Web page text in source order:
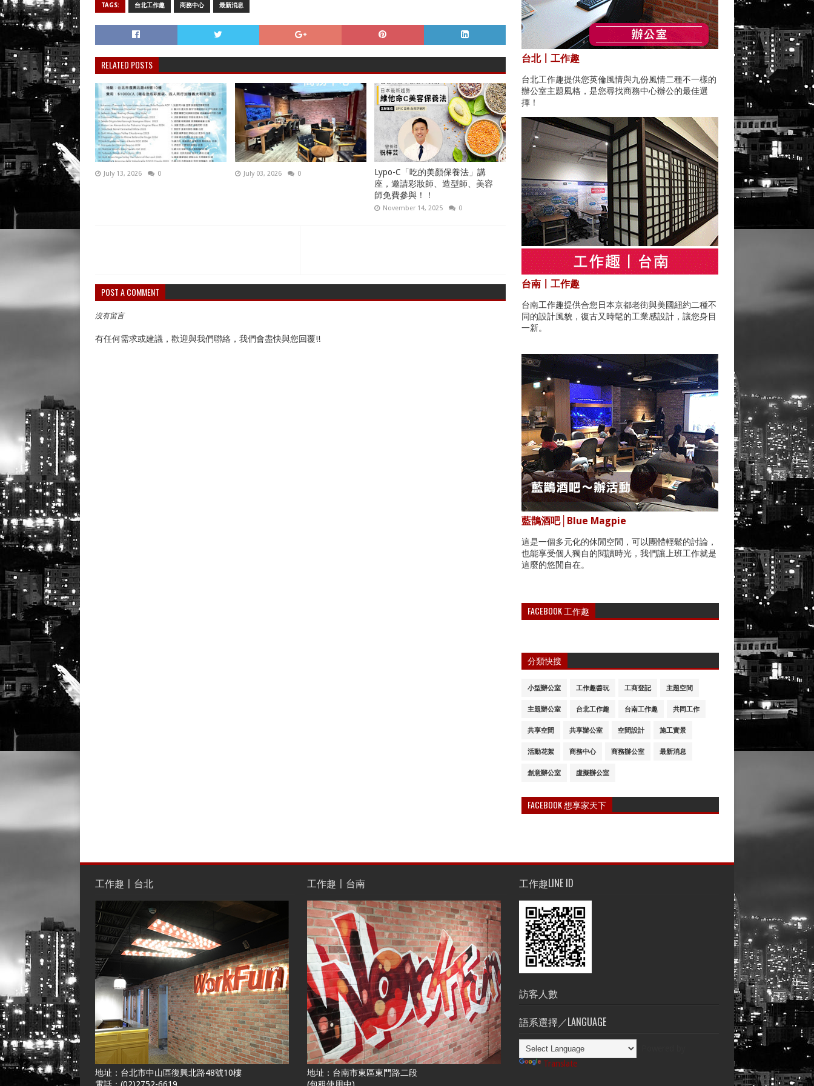
TAGS: 台北工作趣 商務中心 最新消息
RELATED POSTS
July 13, 2026 0 July 03, 2026 0
Lypo-C「吃的美顏保養法」講
座，邀請彩妝師、造型師、美容
師免費參與！！
November 14, 2025 0
POST A COMMENT
沒有留言
有任何需求或建議，歡迎與我們聯絡，我們會盡快與您回覆!!
台北〡工作趣
台北工作趣提供您英倫風情與九份風情二種不一樣的
辦公室主題風格，是您尋找商務中心辦公的最佳選
擇！
台南〡工作趣
台南工作趣提供合您日本京都老街與美國紐約二種不
同的設計風貌，復古又時髦的工業感設計，讓您身目
一新。
藍鵲酒吧│Blue Magpie
這是一個多元化的休閒空間，可以團體輕鬆的討論，
也能享受個人獨自的閱讀時光，我們讓上班工作就是
這麼的悠閒自在。
FACEBOOK 工作趣
分類快搜
小型辦公室 工作趣醬玩 工商登記 主題空間
主題辦公室 台北工作趣 台南工作趣 共同工作
共享空間 共享辦公室 空間設計 施工實景
活動花絮 商務中心 商務辦公室 最新消息
創意辦公室 虛擬辦公室
FACEBOOK 想享家天下
工作趣〡台北
地址：台北市中山區復興北路48號10樓
工作趣〡台南
地址：台南市東區東門路二段
工作趣LINE ID
訪客人數
語系選擇／LANGUAGE
Translate